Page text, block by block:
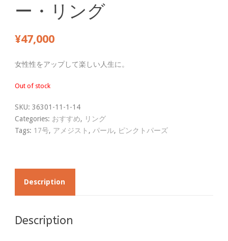
ー・リング
¥47,000
女性性をアップして楽しい人生に。
Out of stock
SKU: 36301-11-1-14
Categories: おすすめ, リング
Tags: 17号, アメジスト , パール, ピンクトパーズ
Description
Description